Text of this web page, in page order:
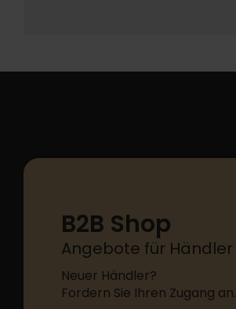
B2B Shop
Angebote für Händler
Neuer Händler?
Fordern Sie Ihren Zugang an.